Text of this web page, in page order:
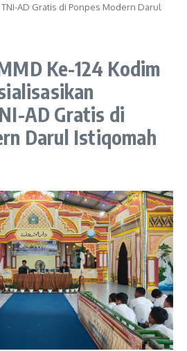
AD Gratis di Ponpes Modern Darul
Ke-124 Kodim
AD Gratis di
Darul Istiqomah